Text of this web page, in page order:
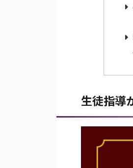
生徒指導